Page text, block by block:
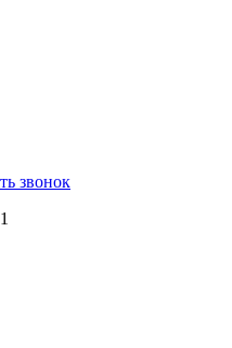
звонок